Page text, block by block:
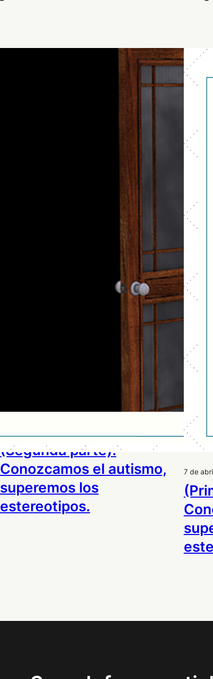
(Segunda parte):
Conozcamos el autismo,
superemos los
estereotipos.
7 de